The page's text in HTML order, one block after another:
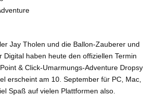
Jay Tholen und die Ballon-Zauberer und
haben heute den offiziellen Termin
& Click-Umarmungs-Adventure Dropsy
erscheint am 10. September für PC, Mac,
Spaß auf vielen Plattformen also.